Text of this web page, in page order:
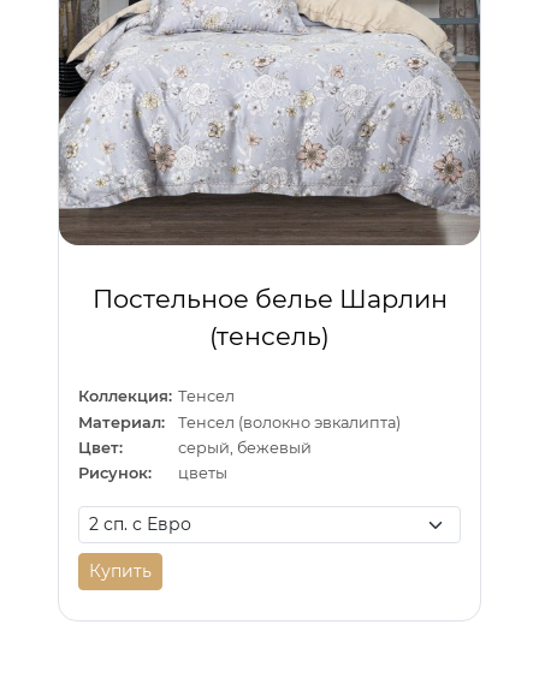
Постельное белье Шарлин
(тенсель)
Коллекция: Тенсел
Материал:
Тенсел (волокно эвкалипта)
Цвет:
серый, бежевый
Рисунок:
цветы
Купить